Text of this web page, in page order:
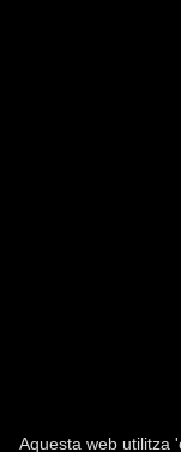
Aquesta web utilitza